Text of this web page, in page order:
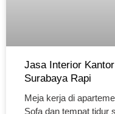
Jasa Interior
Surabaya Rapi
Meja kerja di
Sofa dan tempat tidur